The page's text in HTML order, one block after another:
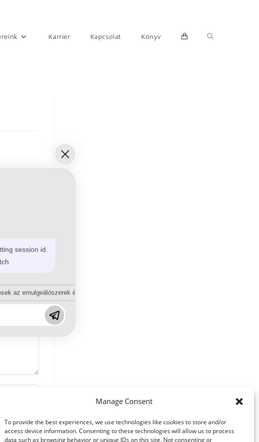
Manage Consent
To provide the best experiences, we use technologies like cookies to store and/or
access device information. Consenting to these technologies will allow us to process
data such as browsing behavior or unique IDs on this site. Not consenting or
Karrier Kapcsolat Könyv Toggle
session id.
az emulgeálószerek és diszpergálószerek terén?